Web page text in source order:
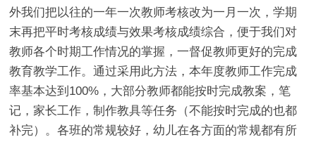
外我们把以往的一年一次教师考核改为一月一次，学期
末再把平时考核成绩与效果考核成绩综合，便于我们对
教师各个时期工作情况的掌握，一督促教师更好的完成
教育教学工作。通过采用此方法，本年度教师工作完成
率基本达到100%，大部分教师都能按时完成教案，笔
记，家长工作，制作教具等任务（不能按时完成的也都
补完）。各班的常规较好，幼儿在各方面的常规都有所